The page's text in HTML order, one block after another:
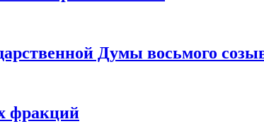
Думы восьмого
фракций